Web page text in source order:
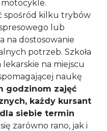
spośród kilku trybów
lub
na dostosowanie
potrzeb. Szkoła
na miejscu
naukę
godzinom zajęć
każdy kursant
siebie termin
zarówno rano, jak i